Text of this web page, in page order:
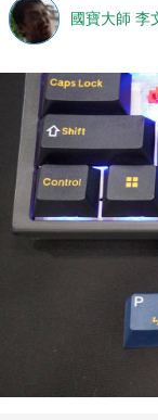
國寶大師 李